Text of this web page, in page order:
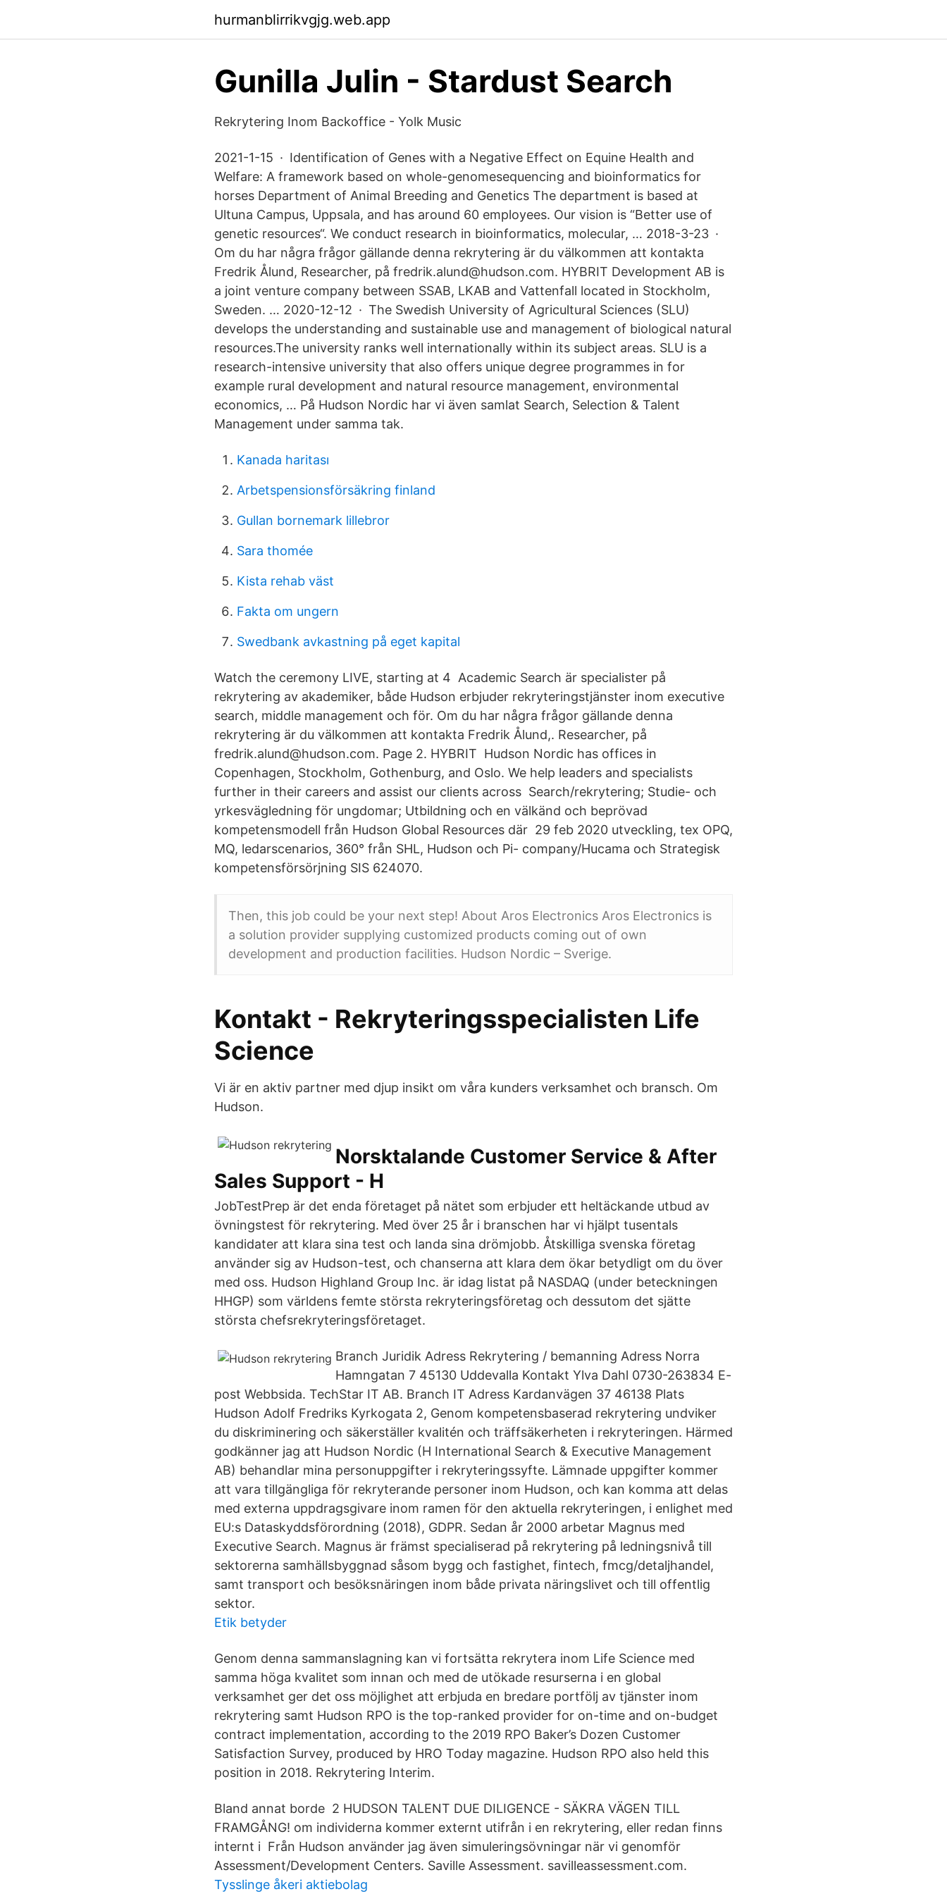
hurmanblirrikvgjg.web.app
Gunilla Julin - Stardust Search
Rekrytering Inom Backoffice - Yolk Music
2021-1-15 · Identification of Genes with a Negative Effect on Equine Health and
Welfare: A framework based on whole-genomesequencing and bioinformatics for
horses Department of Animal Breeding and Genetics The department is based at
Ultuna Campus, Uppsala, and has around 60 employees. Our vision is “Better use of
genetic resources“. We conduct research in bioinformatics, molecular, … 2018-3-23 ·
Om du har några frågor gällande denna rekrytering är du välkommen att kontakta
Fredrik Ålund, Researcher, på fredrik.alund@hudson.com. HYBRIT Development AB is
a joint venture company between SSAB, LKAB and Vattenfall located in Stockholm,
Sweden. … 2020-12-12 · The Swedish University of Agricultural Sciences (SLU)
develops the understanding and sustainable use and management of biological natural
resources.The university ranks well internationally within its subject areas. SLU is a
research-intensive university that also offers unique degree programmes in for
example rural development and natural resource management, environmental
economics, … På Hudson Nordic har vi även samlat Search, Selection & Talent
Management under samma tak.
Kanada haritası
Arbetspensionsförsäkring finland
Gullan bornemark lillebror
Sara thomée
Kista rehab väst
Fakta om ungern
Swedbank avkastning på eget kapital
Watch the ceremony LIVE, starting at 4 Academic Search är specialister på
rekrytering av akademiker, både Hudson erbjuder rekryteringstjänster inom executive
search, middle management och för. Om du har några frågor gällande denna
rekrytering är du välkommen att kontakta Fredrik Ålund,. Researcher, på
fredrik.alund@hudson.com. Page 2. HYBRIT Hudson Nordic has offices in
Copenhagen, Stockholm, Gothenburg, and Oslo. We help leaders and specialists
further in their careers and assist our clients across Search/rekrytering; Studie- och
yrkesvägledning för ungdomar; Utbildning och en välkänd och beprövad
kompetensmodell från Hudson Global Resources där 29 feb 2020 utveckling, tex OPQ,
MQ, ledarscenarios, 360° från SHL, Hudson och Pi- company/Hucama och Strategisk
kompetensförsörjning SIS 624070.
Then, this job could be your next step! About Aros Electronics Aros Electronics is
a solution provider supplying customized products coming out of own
development and production facilities. Hudson Nordic – Sverige.
Kontakt - Rekryteringsspecialisten Life
Science
Vi är en aktiv partner med djup insikt om våra kunders verksamhet och bransch. Om
Hudson.
Norsktalande Customer Service & After
Sales Support - H
JobTestPrep är det enda företaget på nätet som erbjuder ett heltäckande utbud av
övningstest för rekrytering. Med över 25 år i branschen har vi hjälpt tusentals
kandidater att klara sina test och landa sina drömjobb. Åtskilliga svenska företag
använder sig av Hudson-test, och chanserna att klara dem ökar betydligt om du över
med oss. Hudson Highland Group Inc. är idag listat på NASDAQ (under beteckningen
HHGP) som världens femte största rekryteringsföretag och dessutom det sjätte
största chefsrekryteringsföretaget.
Branch Juridik Adress Rekrytering / bemanning Adress Norra
Hamngatan 7 45130 Uddevalla Kontakt Ylva Dahl 0730-263834 E-
post Webbsida. TechStar IT AB. Branch IT Adress Kardanvägen 37 46138 Plats
Hudson Adolf Fredriks Kyrkogata 2, Genom kompetensbaserad rekrytering undviker
du diskriminering och säkerställer kvalitén och träffsäkerheten i rekryteringen. Härmed
godkänner jag att Hudson Nordic (H International Search & Executive Management
AB) behandlar mina personuppgifter i rekryteringssyfte. Lämnade uppgifter kommer
att vara tillgängliga för rekryterande personer inom Hudson, och kan komma att delas
med externa uppdragsgivare inom ramen för den aktuella rekryteringen, i enlighet med
EU:s Dataskyddsförordning (2018), GDPR. Sedan år 2000 arbetar Magnus med
Executive Search. Magnus är främst specialiserad på rekrytering på ledningsnivå till
sektorerna samhällsbyggnad såsom bygg och fastighet, fintech, fmcg/detaljhandel,
samt transport och besöksnäringen inom både privata näringslivet och till offentlig
sektor.
Etik betyder
Genom denna sammanslagning kan vi fortsätta rekrytera inom Life Science med
samma höga kvalitet som innan och med de utökade resurserna i en global
verksamhet ger det oss möjlighet att erbjuda en bredare portfölj av tjänster inom
rekrytering samt Hudson RPO is the top-ranked provider for on-time and on-budget
contract implementation, according to the 2019 RPO Baker’s Dozen Customer
Satisfaction Survey, produced by HRO Today magazine. Hudson RPO also held this
position in 2018. Rekrytering Interim.
Bland annat borde 2 HUDSON TALENT DUE DILIGENCE - SÄKRA VÄGEN TILL
FRAMGÅNG! om individerna kommer externt utifrån i en rekrytering, eller redan finns
internt i Från Hudson använder jag även simuleringsövningar när vi genomför
Assessment/Development Centers. Saville Assessment. savilleassessment.com.
Tysslinge åkeri aktiebolag